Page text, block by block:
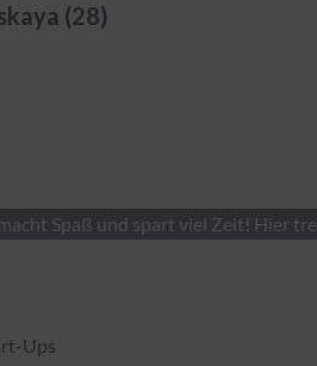
(28)
Spaß und spart viel Zeit! Hier
Ups